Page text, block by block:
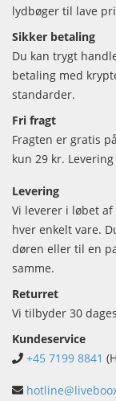
lydbøger til lave
Sikker betaling
Du kan trygt
betaling med
standarder.
Fri fragt
Fragten er gratis
kun 29 kr.
Levering
Vi leverer i løbet
hver enkelt vare.
døren eller til en
samme.
Returret
Vi tilbyder 30
Kundeservice
+45 7199 8841